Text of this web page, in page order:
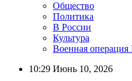
Общество
Политика
В России
Культура
Военная операция
10:29 Июнь 10, 2026